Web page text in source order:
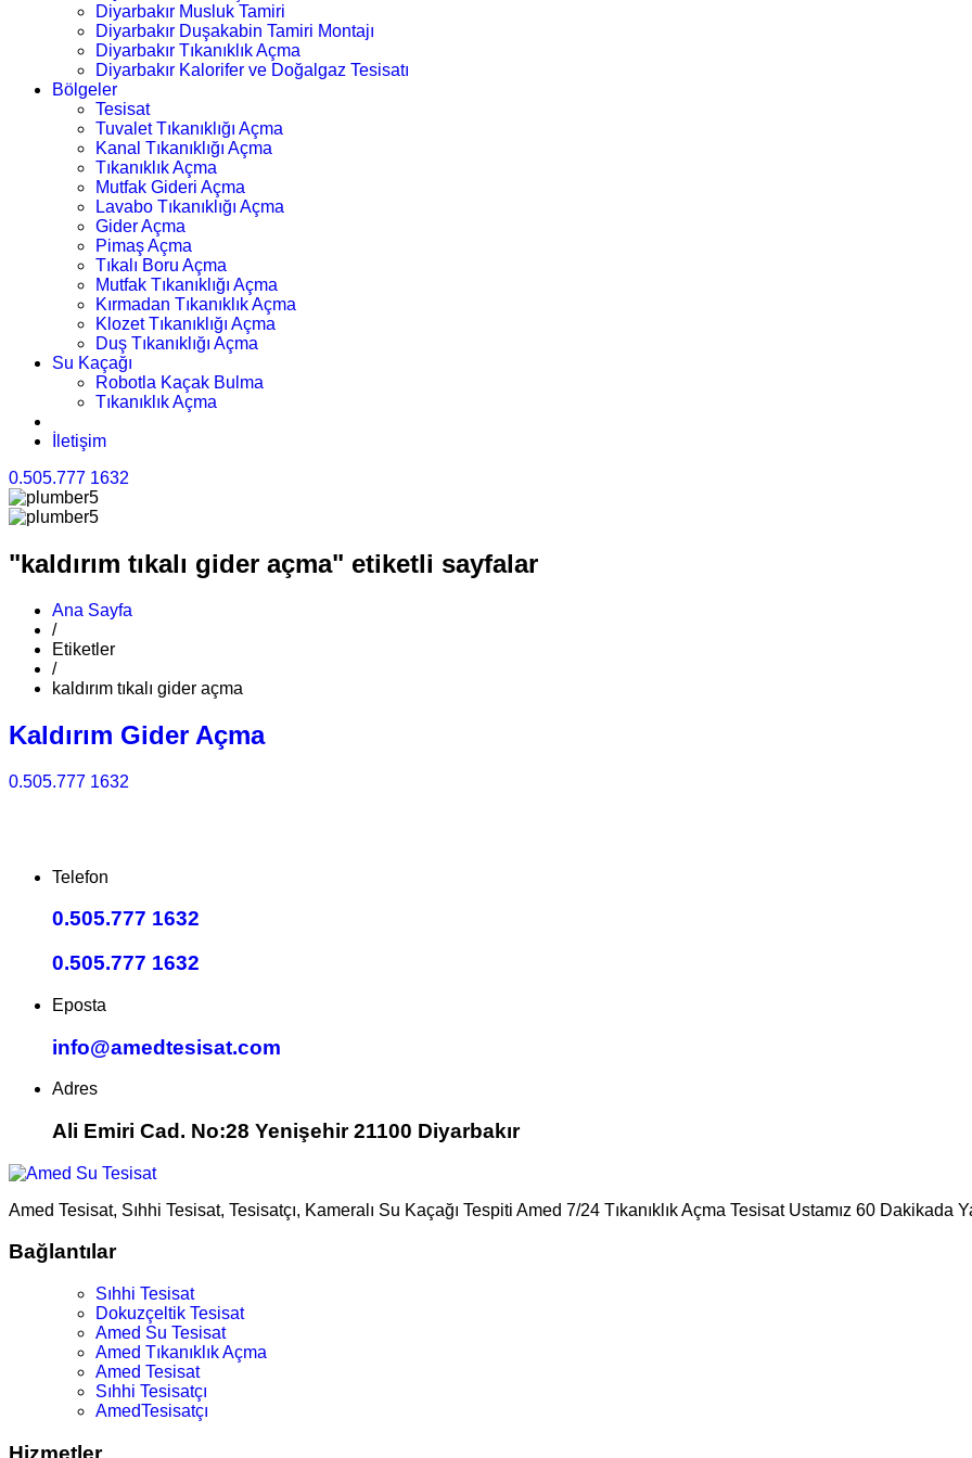
Diyarbakır Musluk Tamiri
Diyarbakır Duşakabin Tamiri Montajı
Diyarbakır Tıkanıklık Açma
Diyarbakır Kalorifer ve Doğalgaz Tesisatı
Bölgeler
Tesisat
Tuvalet Tıkanıklığı Açma
Kanal Tıkanıklığı Açma
Tıkanıklık Açma
Mutfak Gideri Açma
Lavabo Tıkanıklığı Açma
Gider Açma
Pimaş Açma
Tıkalı Boru Açma
Mutfak Tıkanıklığı Açma
Kırmadan Tıkanıklık Açma
Klozet Tıkanıklığı Açma
Duş Tıkanıklığı Açma
Su Kaçağı
Robotla Kaçak Bulma
Tıkanıklık Açma
İletişim
0.505.777 1632
"kaldırım tıkalı gider açma" etiketli sayfalar
Ana Sayfa
/
Etiketler
/
kaldırım tıkalı gider açma
Kaldırım Gider Açma
0.505.777 1632
Telefon
0.505.777 1632
0.505.777 1632
Eposta
info@amedtesisat.com
Adres
Ali Emiri Cad. No:28 Yenişehir 21100 Diyarbakır
Amed Tesisat, Sıhhi Tesisat, Tesisatçı, Kameralı Su Kaçağı Tespiti Amed 7/24 Tıkanıklık Açma Tesisat Ustamız 60 Dakikada
Bağlantılar
Sıhhi Tesisat
Dokuzçeltik Tesisat
Amed Su Tesisat
Amed Tıkanıklık Açma
Amed Tesisat
Sıhhi Tesisatçı
AmedTesisatçı
Hizmetler